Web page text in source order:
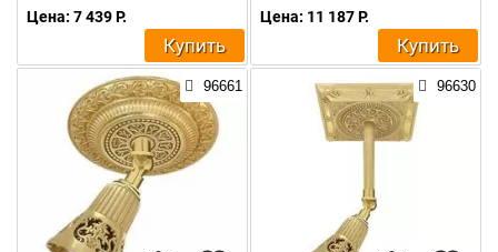
Цена: 7 439 Р.
Купить
Цена: 11 187 Р.
Купить
96661 96630